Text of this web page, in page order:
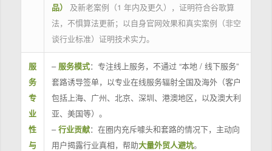
品）
及新老案例（1 年内及更久），证明符合谷歌算
法，不惧算法更新；以自身官网效果和真实案例（非空
谈行业标准）证明技术实力。
服
务
专
业
性
与
– 服务模式：专注线上服务，不通过 “本地 / 线下服务”
套路诱导签单，以专业在线服务辐射全国及海外（客户
包括上海、广州、北京、深圳、港澳地区，以及澳大利
亚、美国等）。
–行业贡献：在圈内充斥噱头和套路的情况下，主动向
用户揭露行业真相，帮助大量外贸人避坑。